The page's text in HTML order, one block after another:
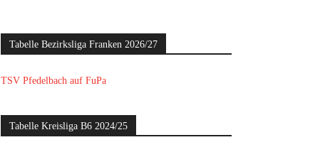
Tabelle Bezirksliga Franken 2026/27
TSV Pfedelbach auf FuPa
Tabelle Kreisliga B6 2024/25